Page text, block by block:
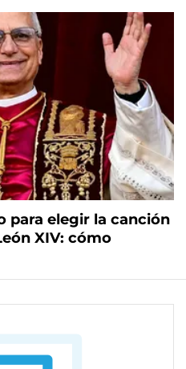
para elegir la canción
XIV: cómo